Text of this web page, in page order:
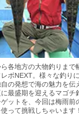
各地方の大物釣りまで
ボNEXT。様々な釣り
の発想で海の魅力を伝
最盛期を迎えるマゴチ
ットを、今回は梅雨前
って挑戦しちゃいます！